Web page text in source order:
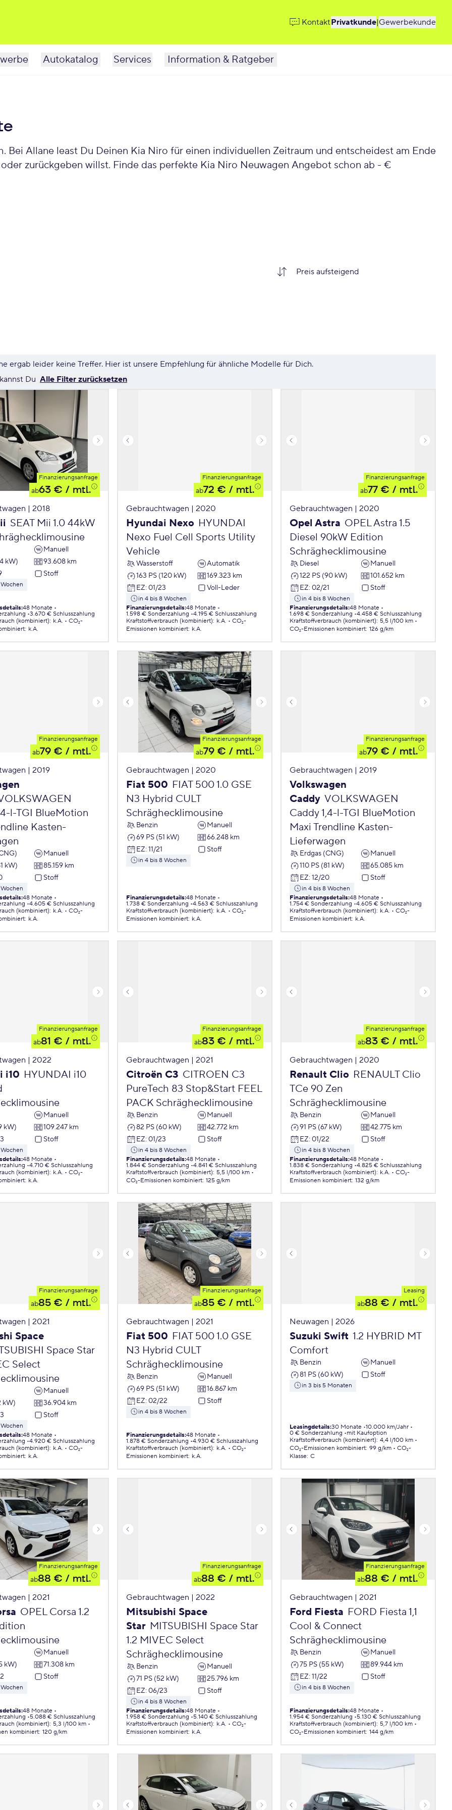
KontaktPrivatkunde|Gewerbekunde
Autokatalog Services Information & Ratgeber
Bei Allane least Du Deinen Kia Niro für einen individuellen Zeitraum und entscheidest am Ende
zurückgeben willst. Finde das perfekte Kia Niro Neuwagen Angebot schon ab - €
ergab leider keine Treffer. Hier ist unsere Empfehlung für ähnliche Modelle für Dich.
Du Alle Filter zurücksetzen
Finanzierungsanfrage
ab63 € / mtl.
| 2018
SEAT Mii 1.0 44kW
Manuell
kW)
93.608 km
Stoff
:48 Monate
3.670 € Schlusszahlung
(kombiniert): k.A.
CO₂-
: k.A.
Finanzierungsanfrage
ab72 € / mtl.
Gebrauchtwagen | 2020
Hyundai Nexo HYUNDAI
Nexo Fuel Cell Sports Utility
Vehicle
Wasserstoff
Automatik
163 PS (120 kW)
169.323 km
EZ: 01/23 Voll-Leder
in 4 bis 8 Wochen
Finanzierungsdetails:48 Monate
1.598 € Sonderzahlung 4.195 € Schlusszahlung
Kraftstoffverbrauch (kombiniert): k.A.
CO₂-
Emissionen kombiniert: k.A.
Finanzierungsanfrage
ab77 € / mtl.
Gebrauchtwagen | 2020
Opel Astra OPEL Astra 1.5
Diesel 90kW Edition
Schräghecklimousine
Diesel
Manuell
122 PS (90 kW)
101.652 km
EZ: 02/21 Stoff
in 4 bis 8 Wochen
Finanzierungsdetails:48 Monate
1.698 € Sonderzahlung 4.458 € Schlusszahlung
Kraftstoffverbrauch (kombiniert): 5,5 l/100 km
CO₂-Emissionen kombiniert: 126 g/km
Finanzierungsanfrage
ab79 € / mtl.
| 2019
l-TGI BlueMotion
Kasten-
Manuell
kW)
85.159 km
Stoff
:48 Monate
4.605 € Schlusszahlung
(kombiniert): k.A.
CO₂-
: k.A.
Finanzierungsanfrage
ab79 € / mtl.
Gebrauchtwagen | 2020
Fiat 500 FIAT 500 1.0 GSE
N3 Hybrid CULT
Schräghecklimousine
Benzin
Manuell
69 PS (51 kW)
66.248 km
EZ: 11/21 Stoff
in 4 bis 8 Wochen
Finanzierungsdetails:48 Monate
1.738 € Sonderzahlung 4.563 € Schlusszahlung
Kraftstoffverbrauch (kombiniert): k.A.
CO₂-
Emissionen kombiniert: k.A.
Finanzierungsanfrage
ab79 € / mtl.
Gebrauchtwagen | 2019
Volkswagen
Caddy VOLKSWAGEN
Caddy 1,4-l-TGI BlueMotion
Maxi Trendline Kasten-
Lieferwagen
Erdgas (CNG)
Manuell
110 PS (81 kW)
65.085 km
EZ: 12/20 Stoff
in 4 bis 8 Wochen
Finanzierungsdetails:48 Monate
1.754 € Sonderzahlung 4.605 € Schlusszahlung
Kraftstoffverbrauch (kombiniert): k.A.
CO₂-
Emissionen kombiniert: k.A.
Finanzierungsanfrage
ab81 € / mtl.
| 2022
i10 HYUNDAI i10
Manuell
kW)
109.247 km
Stoff
:48 Monate
4.710 € Schlusszahlung
(kombiniert): k.A.
CO₂-
: k.A.
Finanzierungsanfrage
ab83 € / mtl.
Gebrauchtwagen | 2021
Citroën C3 CITROEN C3
PureTech 83 Stop&Start FEEL
PACK Schräghecklimousine
Benzin
Manuell
82 PS (60 kW)
42.772 km
EZ: 01/23 Stoff
in 4 bis 8 Wochen
Finanzierungsdetails:48 Monate
1.844 € Sonderzahlung 4.841 € Schlusszahlung
Kraftstoffverbrauch (kombiniert): 5,5 l/100 km
CO₂-Emissionen kombiniert: 125 g/km
Finanzierungsanfrage
ab83 € / mtl.
Gebrauchtwagen | 2020
Renault Clio RENAULT Clio
TCe 90 Zen
Schräghecklimousine
Benzin
Manuell
91 PS (67 kW)
42.775 km
EZ: 01/22 Stoff
in 4 bis 8 Wochen
Finanzierungsdetails:48 Monate
1.838 € Sonderzahlung 4.825 € Schlusszahlung
Kraftstoffverbrauch (kombiniert): k.A.
CO₂-
Emissionen kombiniert: 132 g/km
Finanzierungsanfrage
ab85 € / mtl.
| 2021
Space
Space Star
Select
Manuell
kW)
36.904 km
Stoff
:48 Monate
4.920 € Schlusszahlung
(kombiniert): k.A.
CO₂-
: k.A.
Finanzierungsanfrage
ab85 € / mtl.
Gebrauchtwagen | 2021
Fiat 500 FIAT 500 1.0 GSE
N3 Hybrid CULT
Schräghecklimousine
Benzin
Manuell
69 PS (51 kW)
16.867 km
EZ: 02/22 Stoff
in 4 bis 8 Wochen
Finanzierungsdetails:48 Monate
1.878 € Sonderzahlung 4.930 € Schlusszahlung
Kraftstoffverbrauch (kombiniert): k.A.
CO₂-
Emissionen kombiniert: k.A.
Leasing
ab88 € / mtl.
Neuwagen | 2026
Suzuki Swift 1.2 HYBRID MT
Comfort
Benzin
Manuell
81 PS (60 kW)
Stoff
in 3 bis 5 Monaten
Leasingdetails:30 Monate 10.000 km/Jahr
0 € Sonderzahlung
mit Kaufoption
Kraftstoffverbrauch (kombiniert): 4,4 l/100 km
CO₂-Emissionen kombiniert: 99 g/km
CO₂-
Klasse: C
Finanzierungsanfrage
ab88 € / mtl.
| 2021
OPEL Corsa 1.2
Manuell
kW)
71.308 km
Stoff
:48 Monate
5.088 € Schlusszahlung
(kombiniert): 5,3 l/100 km
kombiniert: 120 g/km
Finanzierungsanfrage
ab88 € / mtl.
Gebrauchtwagen | 2022
Mitsubishi Space
Star MITSUBISHI Space Star
1.2 MIVEC Select
Schräghecklimousine
Benzin
Manuell
71 PS (52 kW)
25.796 km
EZ: 06/23 Stoff
in 4 bis 8 Wochen
Finanzierungsdetails:48 Monate
1.958 € Sonderzahlung 5.140 € Schlusszahlung
Kraftstoffverbrauch (kombiniert): k.A.
CO₂-
Emissionen kombiniert: k.A.
Finanzierungsanfrage
ab88 € / mtl.
Gebrauchtwagen | 2021
Ford Fiesta FORD Fiesta 1,1
Cool & Connect
Schräghecklimousine
Benzin
Manuell
75 PS (55 kW)
89.944 km
EZ: 11/22 Stoff
in 4 bis 8 Wochen
Finanzierungsdetails:48 Monate
1.954 € Sonderzahlung 5.130 € Schlusszahlung
Kraftstoffverbrauch (kombiniert): 5,7 l/100 km
CO₂-Emissionen kombiniert: 144 g/km